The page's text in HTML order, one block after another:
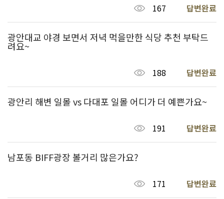
167 답변완료
광안대교 야경 보면서 저녁 먹을만한 식당 추천 부탁드
려요~
188 답변완료
광안리 해변 일몰 vs 다대포 일몰 어디가 더 예쁜가요~
191 답변완료
남포동 BIFF광장 볼거리 많은가요?
171 답변완료